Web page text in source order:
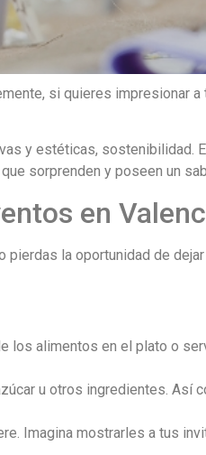
si quieres impresionar
y estéticas, sostenibilidad.
sorprenden y poseen un
en
la oportunidad de
los alimentos en el plato o
u otros ingredientes. Así
Imagina mostrarles a tus